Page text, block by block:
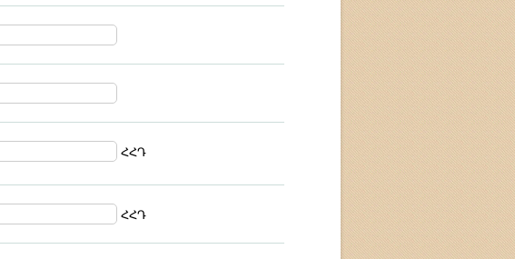
ՀՀԴ
ՀՀԴ